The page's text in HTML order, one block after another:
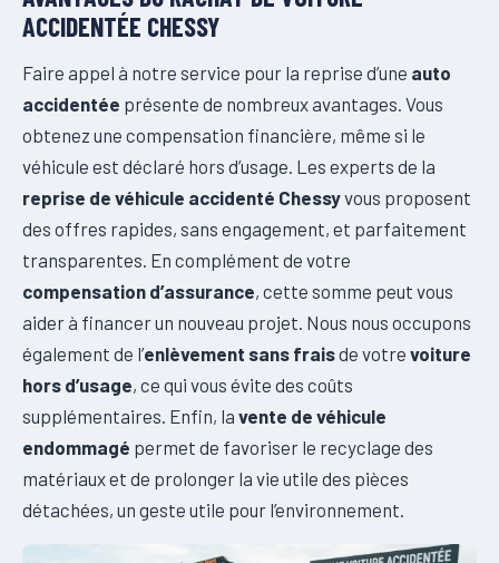
ACCIDENTÉE CHESSY
Faire appel à notre service pour la reprise d’une auto
accidentée présente de nombreux avantages. Vous
obtenez une compensation financière, même si le
véhicule est déclaré hors d’usage. Les experts de la
reprise de véhicule accidenté Chessyvous proposent
des offres rapides, sans engagement, et parfaitement
transparentes. En complément de votre
compensation d’assurance, cette somme peut vous
aider à financer un nouveau projet. Nous nous occupons
également de l’enlèvement sans fraisde votre voiture
hors d’usage, ce qui vous évite des coûts
supplémentaires. Enfin, la vente de véhicule
endommagé permet de favoriser le recyclage des
matériaux et de prolonger la vie utile des pièces
détachées, un geste utile pour l’environnement.